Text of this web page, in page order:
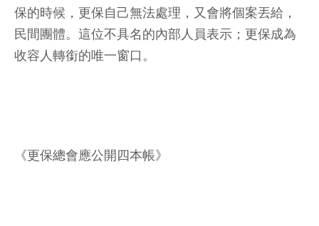
保的時候，更保自己無法處理，又會將個案丟給，
民間團體。這位不具名的內部人員表示；更保成為
收容人轉銜的唯一窗口。
《更保總會應公開四本帳》